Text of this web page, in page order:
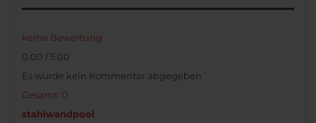
keine Bewertung
0.00 / 5.00
Es wurde kein Kommentar abgegeben
Gesamt: 0
stahlwandpool